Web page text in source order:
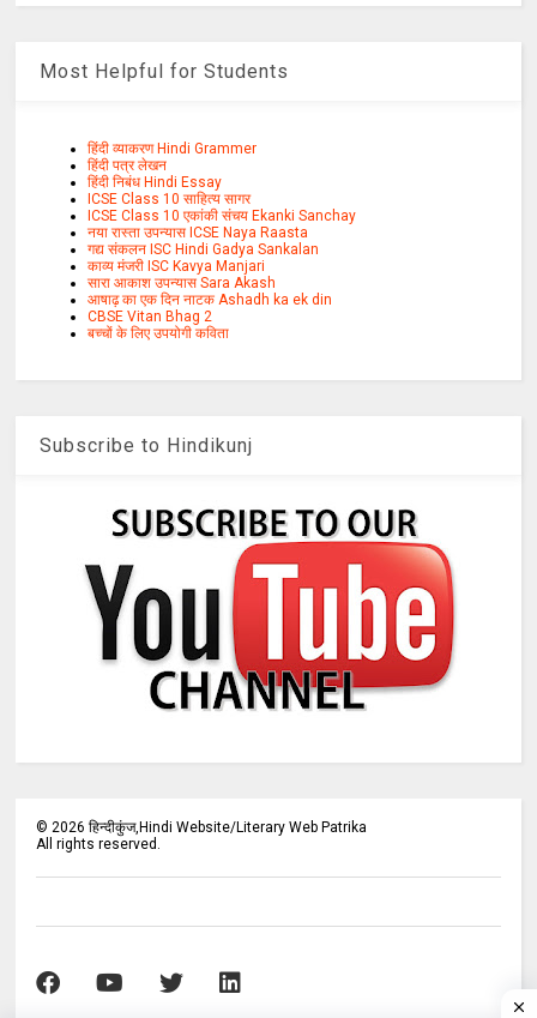
Most Helpful for Students
हिंदी व्याकरण Hindi Grammer
हिंदी पत्र लेखन
हिंदी निबंध Hindi Essay
ICSE Class 10 साहित्य सागर
ICSE Class 10 एकांकी संचय Ekanki Sanchay
नया रास्ता उपन्यास ICSE Naya Raasta
गद्य संकलन ISC Hindi Gadya Sankalan
काव्य मंजरी ISC Kavya Manjari
सारा आकाश उपन्यास Sara Akash
आषाढ़ का एक दिन नाटक Ashadh ka ek din
CBSE Vitan Bhag 2
बच्चों के लिए उपयोगी कविता
Subscribe to Hindikunj
©2026 हिन्दीकुंज,Hindi Website/Literary Web Patrika
All rights reserved.